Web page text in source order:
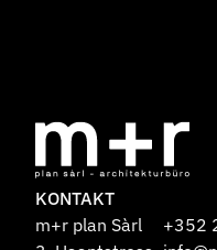
KONTAKT
m+r plan Sàrl
+352